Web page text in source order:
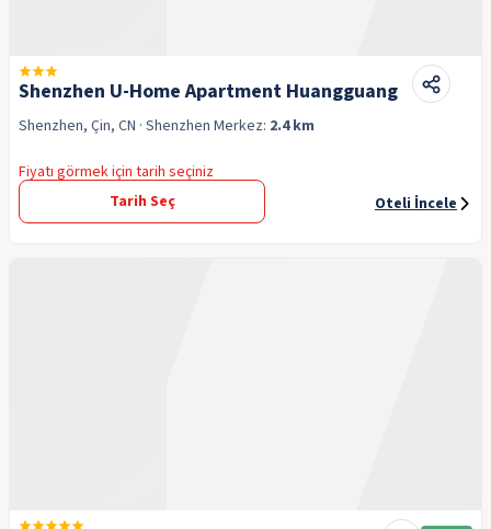
Shenzhen U-Home Apartment Huangguang
Shenzhen, Çin, CN · Shenzhen Merkez: 2.4 km
Fiyatı görmek için tarih seçiniz
Tarih Seç
Oteli İncele